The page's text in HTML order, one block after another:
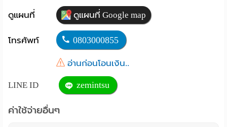
ดูแผนที่ ดูแผนที่ Google map
โทรศัพท์ 0803000855
อ่านก่อนโอนเงิน..
LINE ID zemintsu
ค่าใช้จ่ายอื่นๆ